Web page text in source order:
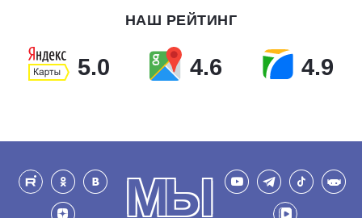
НАШ РЕЙТИНГ
5.0 4.6 4.9
МЫ